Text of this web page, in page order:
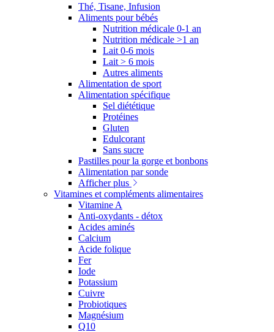
Thé, Tisane, Infusion
Aliments pour bébés
Nutrition médicale 0-1 an
Nutrition médicale >1 an
Lait 0-6 mois
Lait > 6 mois
Autres aliments
Alimentation de sport
Alimentation spécifique
Sel diététique
Protéines
Gluten
Edulcorant
Sans sucre
Pastilles pour la gorge et bonbons
Alimentation par sonde
Afficher plus
Vitamines et compléments alimentaires
Vitamine A
Anti-oxydants - détox
Acides aminés
Calcium
Acide folique
Fer
Iode
Potassium
Cuivre
Probiotiques
Magnésium
Q10